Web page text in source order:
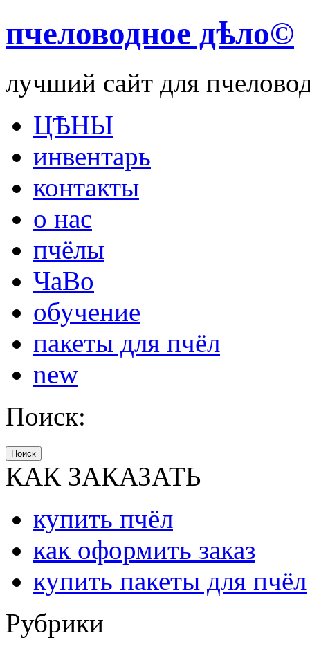
пчеловодное дѣло©
лучший сайт для
ЦѢНЫ
инвентарь
контакты
о нас
пчёлы
ЧаВо
обучение
пакеты для пчёл
new
Поиск:
Поиск
КАК ЗАКАЗАТЬ
купить пчёл
как оформить заказ
купить пакеты для пчёл
Рубрики